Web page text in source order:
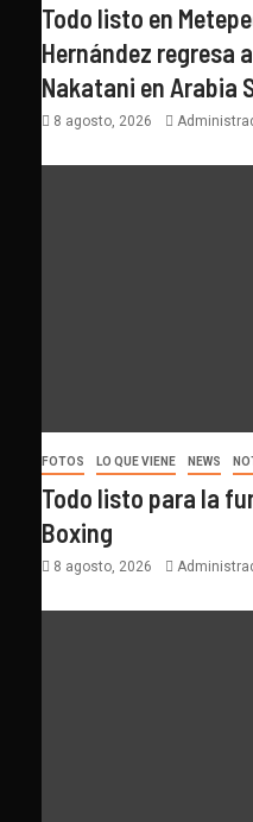
Todo listo en
Hernández regresa
Nakatani en Arabia
8 agosto, 2026
FOTOS LO QUE VIENE NEWS
Todo listo para la
Boxing
8 agosto, 2026